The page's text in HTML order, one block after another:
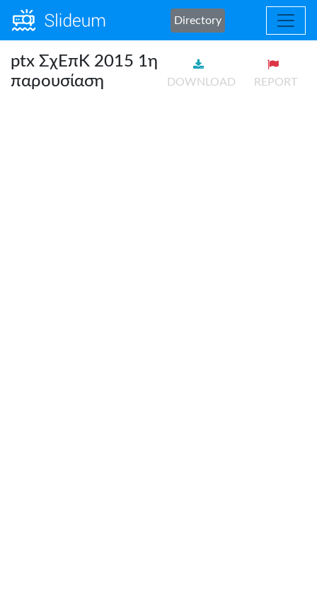
Directory
ptx ΣχΕπΚ 2015 1η
παρουσίαση
DOWNLOAD REPORT